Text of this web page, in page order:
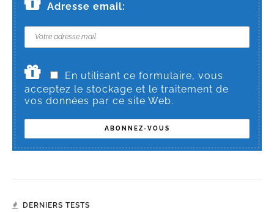
Adresse email:
En utilisant ce formulaire, vous
acceptez le stockage et le traitement de
vos données par ce site Web.
DERNIERS TESTS